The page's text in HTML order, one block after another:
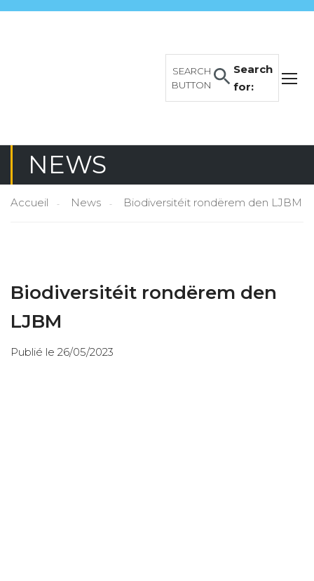
Search
for:
SEARCH
BUTTON
NEWS
Accueil News Biodiversitéit rondërem den LJBM
Biodiversitéit rondërem den
LJBM
Publié le 26/05/2023